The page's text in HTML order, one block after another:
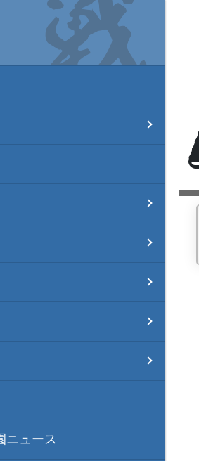
ニュース